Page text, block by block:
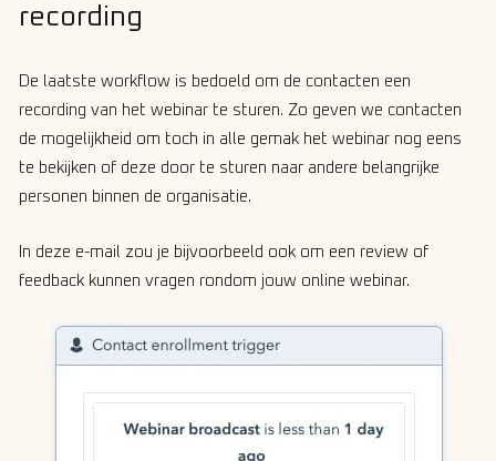
recording
De laatste workflow is bedoeld om de contacten een
recording van het webinar te sturen. Zo geven we contacten
de mogelijkheid om toch in alle gemak het webinar nog eens
te bekijken of deze door te sturen naar andere belangrijke
personen binnen de organisatie.
In deze e-mail zou je bijvoorbeeld ook om een review of
feedback kunnen vragen rondom jouw online webinar.